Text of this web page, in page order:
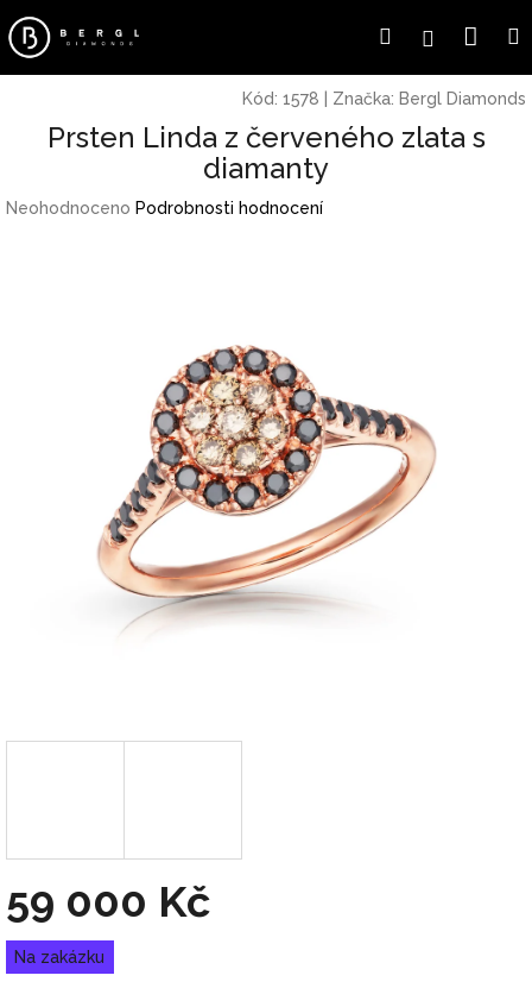
na
obsah
HledatPřihlášení
Kód: 1578 Značka: Bergl Diamonds
Prsten Linda z červeného zlata s
diamanty
Průměrné
Neohodnoceno Podrobnosti hodnocení
59 000 Kč
Měrná
cena:
Na zakázku